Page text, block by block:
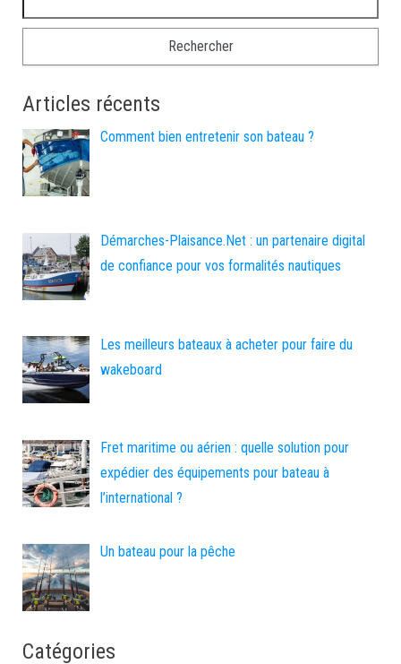
Articles récents
Comment bien entretenir son bateau ?
Démarches-Plaisance.Net : un partenaire digital
de confiance pour vos formalités nautiques
Les meilleurs bateaux à acheter pour faire du
wakeboard
Fret maritime ou aérien : quelle solution pour
expédier des équipements pour bateau à
l’international ?
Un bateau pour la pêche
Catégories